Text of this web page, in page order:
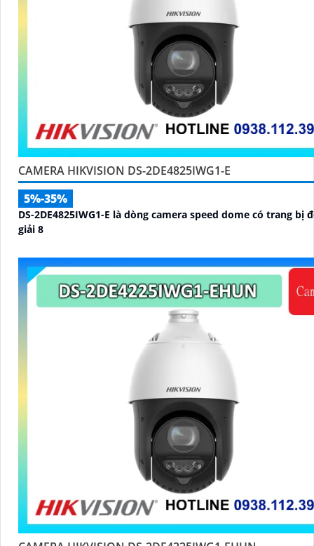
CAMERA HIKVISION DS-2DE4825IWG1-E
5%-35%
DS-2DE4825IWG1-E là dòng camera speed dome có trang bị
giải 8